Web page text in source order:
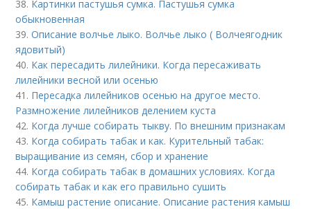
38. Картинки пастушья сумка. Пастушья сумка
обыкновенная
39.Описание волчье лыко. Волчье лыко ( Волчеягодник
ядовитый)
40. Как пересадить лилейники. Когда пересаживать
лилейники весной или осенью
41. Пересадка лилейников осенью на другое место.
Размножение лилейников делением куста
42. Когда лучше собирать тыкву. По внешним признакам
43. Когда собирать табак и как. Курительный табак:
выращивание из семян, сбор и хранение
44. Когда собирать табак в домашних условиях. Когда
собирать табак и как его правильно сушить
45. Камыш растение описание. Описание растения камыш